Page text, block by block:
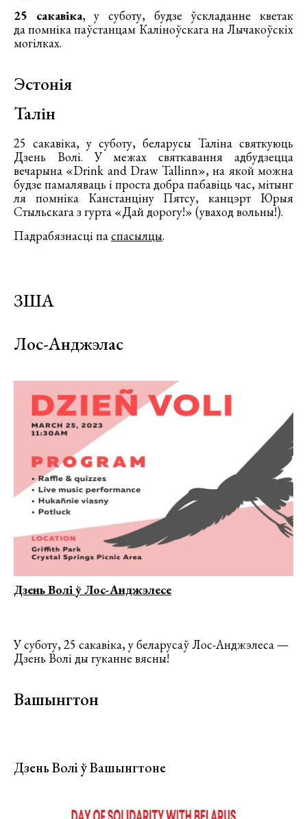
25 сакавіка, у суботу, будзе ўскладанне кветак
да помніка паўстанцам Каліноўскага на Лычакоўскіх
могілках.
Эстонія
Талін
25 сакавіка, у суботу, беларусы Таліна святкуюць
Дзень Волі. У межах святкавання адбудзецца
вечарына «Drink and Draw Tallinn», на якой можна
будзе памаляваць і проста добра пабавіць час, мітынг
ля помніка Канстанціну Пятсу, канцэрт Юрыя
Стыльскага з гурта «Дай дорогу!» (уваход вольны!).
Падрабязнасці паспасылцы.
ЗША
Лос-Анджэлас
Дзень Волі ў Лос-Анджэлесе
У суботу, 25 сакавіка, у беларусаў Лос-Анджэлеса —
Дзень Волі ды гуканне вясны!
Вашынгтон
Дзень Волі ў Вашынгтоне